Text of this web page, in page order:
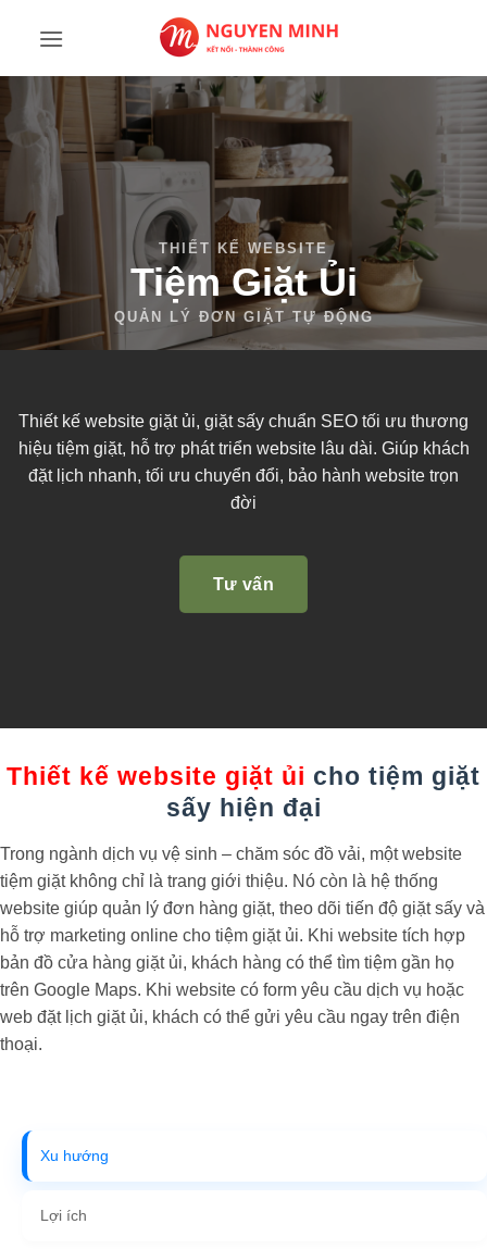
dung
Tiệm Giặt Ủi
Thiết kế website giặt ủi, giặt sấy chuẩn SEO tối ưu thương
hiệu tiệm giặt, hỗ trợ phát triển website lâu dài. Giúp khách
đặt lịch nhanh, tối ưu chuyển đổi, bảo hành website trọn
đời
Tư vấn
Thiết kế website giặt ủi cho tiệm giặt
sấy hiện đại
Trong ngành dịch vụ vệ sinh – chăm sóc đồ vải, một website
tiệm giặt không chỉ là trang giới thiệu. Nó còn là hệ thống
website giúp quản lý đơn hàng giặt, theo dõi tiến độ giặt sấy và
hỗ trợ marketing online cho tiệm giặt ủi. Khi website tích hợp
bản đồ cửa hàng giặt ủi, khách hàng có thể tìm tiệm gần họ
trên Google Maps. Khi website có form yêu cầu dịch vụ hoặc
web đặt lịch giặt ủi, khách có thể gửi yêu cầu ngay trên điện
thoại.
Xu hướng
Lợi ích